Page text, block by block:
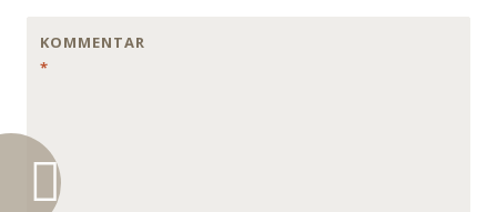
KOMMENTAR
*